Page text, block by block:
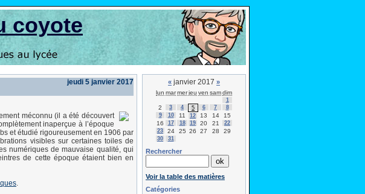
coyote
jeudi 5 janvier 2017
méconnu (il a été découvert
inaperçue à l’époque
et étudié rigoureusement en 1906 par
visibles sur certaines toiles de
numériques de mauvaise qualité, qui
de cette époque étaient bien en
.
« janvier 2017 »
lun marmerjeu ven samdim
1
2 3 4 5 6 7
8
9
10 11 12 13 14
15
16
17 18 19 20 21
22
23
24 25 26 27 28 29
30 31
Rechercher
Voir la table des matières
Catégories